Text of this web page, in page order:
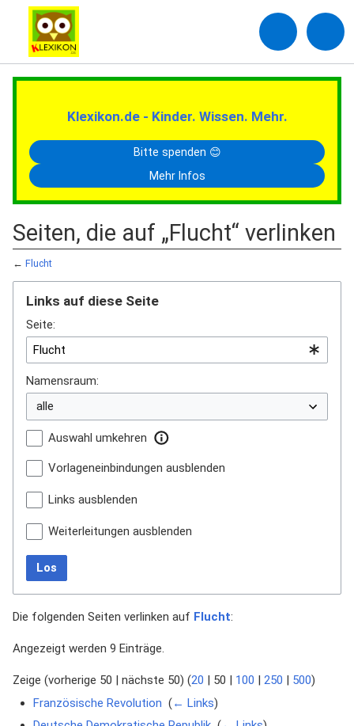
Klexikon.de - Kinder. Wissen. Mehr.
Bitte spenden 😊
Mehr Infos
Seiten, die auf „Flucht“ verlinken
← Flucht
Links auf diese Seite
Seite:
Namensraum:
Auswahl umkehren
Vorlageneinbindungen ausblenden
Links ausblenden
Weiterleitungen ausblenden
Los
Die folgenden Seiten verlinken auf Flucht:
Angezeigt werden 9 Einträge.
Zeige (vorherige 50 nächste 50) (20 50 100 250 500)
Französische Revolution (← Links)